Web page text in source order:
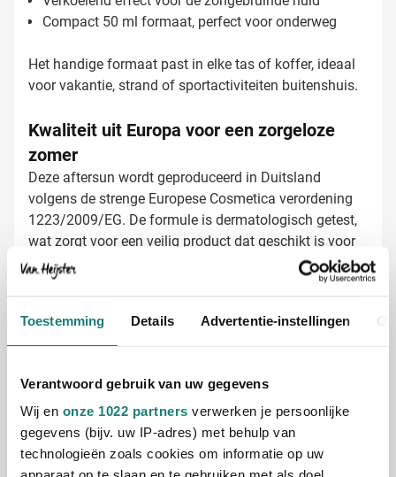
Toestemming Details Advertentie-instellingen
Verantwoord gebruik van uw gegevens
Wij en onze 1022 partners verwerken je persoonlijke
gegevens (bijv. uw IP-adres) met behulp van
technologieën zoals cookies om informatie op uw
Compact 50 ml formaat, perfect voor onderweg
Het handige formaat past in elke tas of koffer, ideaal
voor vakantie, strand of sportactiviteiten buitenshuis.
Kwaliteit uit Europa voor een zorgeloze
zomer
Deze aftersun wordt geproduceerd in Duitsland
volgens de strenge Europese Cosmetica verordening
1223/2009/EG. De formule is dermatologisch getest,
wat zorgt voor een veilig product dat geschikt is voor
verschillende huidtypen. Geef je relaties een product
waar ze op kunnen vertrouwen tijdens zonnige dagen.
Bij Van Heijster Relatiegeschenken maken we van
deze aftersun een effectief promotiemiddel voor jouw
Bedrukking met je bedrijfslogo in één of meerdere
kleuren
Toevoegen van een passende slogan of tekst
Full color bedrukkingen voor maximale